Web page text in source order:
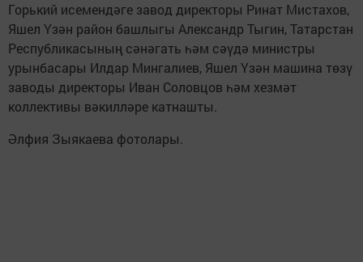
Горький исемендәге завод директоры Ринат Мистахов,
Яшел Үзән район башлыгы Александр Тыгин, Татарстан
Республикасының сәнәгать һәм сәүдә министры
урынбасары Илдар Мингалиев, Яшел Үзән машина төзү
заводы директоры Иван Соловцов һәм хезмәт
коллективы вәкилләре катнашты.
Әлфия Зыякаева фотолары.